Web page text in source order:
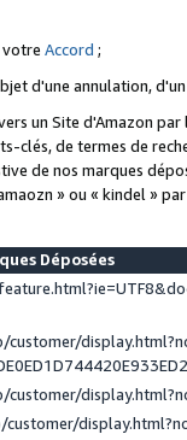
votre Accord ;
d'une annulation,
un Site d'Amazon
clés, de termes de
de nos marques
» ou « kindel »
Déposées